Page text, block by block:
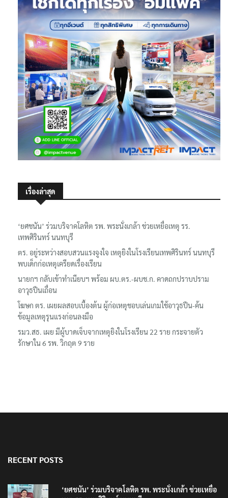
เรื่องล่าสุด
‘ยศชนัน’ ร่วมบริจาคโลหิต รพ. พระนั่งเกล้า ช่วยเหยื่อเหตุ รร.
เทพศิรินทร์ นนทบุรี
ตร. อยู่ระหว่างสอบสวนแรงจูงใจ เหตุยิงในโรงเรียนเทพศิรินทร์ นนทบุรี
พบเด็กก่อเหตุเครียดเรื่องเรียน
นายกฯ กลับเข้าทำเนียบฯ พร้อม ผบ.ตร.-ผบช.ก. คาดถกปราบปราม
อาวุธปืนเถื่อน
โฆษก ตร. เผยผลสอบเบื้องต้น ผู้ก่อเหตุชอบเล่นเกมใช้อาวุธปืน-ค้น
ข้อมูลเหตุรุนแรงก่อนลงมือ
รมว.สธ. เผย มีผู้บาดเจ็บจากเหตุยิงในโรงเรียน 22 ราย กระจายตัว
รักษาใน 6 รพ. วิกฤต 9 ราย
RECENT POSTS
‘ยศชนัน’ ร่วมบริจาคโลหิต รพ. พระนั่งเกล้า ช่วยเหยื่อ